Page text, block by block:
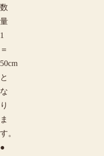
数
量
1
＝
50cm
と
な
り
ま
す。
●